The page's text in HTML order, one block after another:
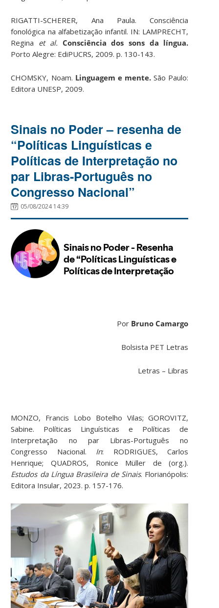
RIGATTI-SCHERER, Ana Paula. Consciência
fonológica na alfabetização infantil. IN: LAMPRECHT,
Regina et al. Consciência dos sons da língua.
Porto Alegre: EdiPUCRS, 2009. p. 130-143.
CHOMSKY, Noam. Linguagem e mente. São Paulo:
Editora UNESP, 2009.
Sinais no Poder – resenha de
“Políticas Linguísticas e
Políticas de Interpretação no
par Libras-Português no
Congresso Nacional”
05/08/2024 14:39
Por Bruno Camargo
Bolsista PET Letras
Letras – Libras
MONZO, Francis Lobo Botelho Vilas; GOROVITZ,
Sabine. Políticas Linguísticas e Políticas de
Interpretação no par Libras-Português no
Congresso Nacional. In: RODRIGUES, Carlos
Henrique; QUADROS, Ronice Müller de (org.).
Estudos da Língua Brasileira de Sinais. Florianópolis:
Editora Insular, 2023. p. 157-176.